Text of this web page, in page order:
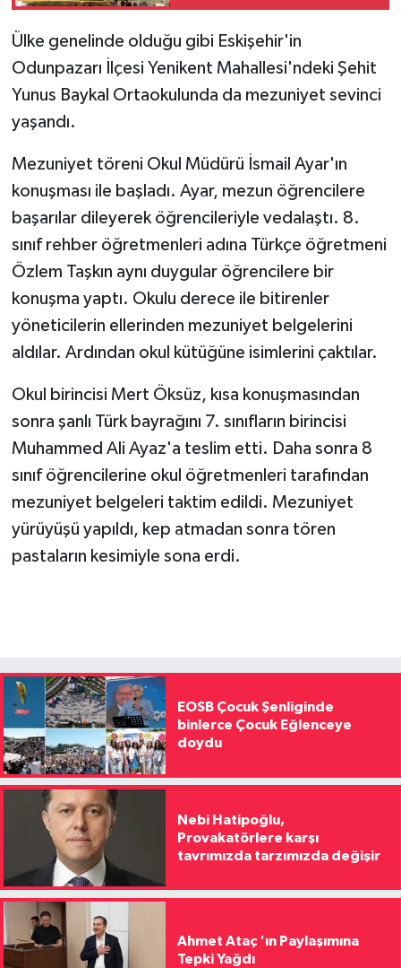
Ülke genelinde olduğu gibi Eskişehir'in
Odunpazarı İlçesi Yenikent Mahallesi'ndeki Şehit
Yunus Baykal Ortaokulunda da mezuniyet sevinci
yaşandı.
Mezuniyet töreni Okul Müdürü İsmail Ayar'ın
konuşması ile başladı. Ayar, mezun öğrencilere
başarılar dileyerek öğrencileriyle vedalaştı. 8.
sınıf rehber öğretmenleri adına Türkçe öğretmeni
Özlem Taşkın aynı duygular öğrencilere bir
konuşma yaptı. Okulu derece ile bitirenler
yöneticilerin ellerinden mezuniyet belgelerini
aldılar. Ardından okul kütüğüne isimlerini çaktılar.
Okul birincisi Mert Öksüz, kısa konuşmasından
sonra şanlı Türk bayrağını 7. sınıfların birincisi
Muhammed Ali Ayaz'a teslim etti. Daha sonra 8
sınıf öğrencilerine okul öğretmenleri tarafından
mezuniyet belgeleri taktim edildi. Mezuniyet
yürüyüşü yapıldı, kep atmadan sonra tören
pastaların kesimiyle sona erdi.
EOSB Çocuk Şenliginde
binlerce Çocuk Eğlenceye
doydu
Nebi Hatipoğlu,
Provakatörlere karşı
tavrımızda tarzımızda değişir
Ahmet Ataç 'ın Paylaşımına
Tepki Yağdı